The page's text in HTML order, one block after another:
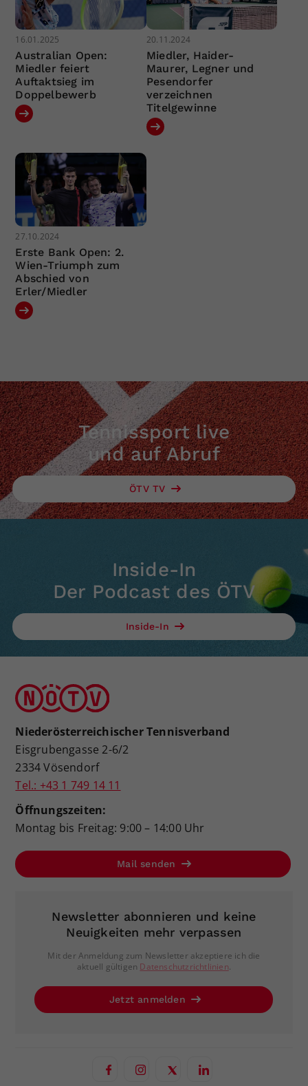
16.01.2025
Australian Open:
Miedler feiert
Auftaktsieg im
Doppelbewerb
20.11.2024
Miedler, Haider-
Maurer, Legner und
Pesendorfer
verzeichnen
Titelgewinne
27.10.2024
Erste Bank Open: 2.
Wien-Triumph zum
Abschied von
Erler/Miedler
Tennissport live
und auf Abruf
ÖTV TV
Inside-In
Der Podcast des ÖTV
Inside-In
Niederösterreichischer Tennisverband
Eisgrubengasse 2-6/2
2334 Vösendorf
Tel.: +43 1 749 14 11
Öffnungszeiten:
Montag bis Freitag: 9:00 – 14:00 Uhr
Mail senden
Newsletter abonnieren und keine
Neuigkeiten mehr verpassen
Mit der Anmeldung zum Newsletter akzeptiere ich die
aktuell gültigen Datenschutzrichtlinien.
Jetzt anmelden